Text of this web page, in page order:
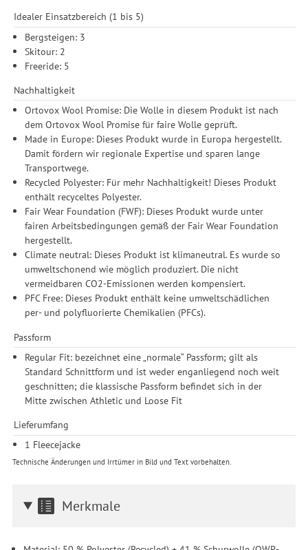
Idealer Einsatzbereich (1 bis 5)
Bergsteigen: 3
Skitour: 2
Freeride: 5
Nachhaltigkeit
Ortovox Wool Promise: Die Wolle in diesem Produkt ist nach
dem Ortovox Wool Promise für faire Wolle geprüft.
Made in Europe: Dieses Produkt wurde in Europa hergestellt.
Damit fördern wir regionale Expertise und sparen lange
Transportwege.
Recycled Polyester: Für mehr Nachhaltigkeit! Dieses Produkt
enthält recyceltes Polyester.
Fair Wear Foundation (FWF): Dieses Produkt wurde unter
fairen Arbeitsbedingungen gemäß der Fair Wear Foundation
hergestellt.
Climate neutral: Dieses Produkt ist klimaneutral. Es wurde so
umweltschonend wie möglich produziert. Die nicht
vermeidbaren CO2-Emissionen werden kompensiert.
PFC Free: Dieses Produkt enthält keine umweltschädlichen
per- und polyfluorierte Chemikalien (PFCs).
Passform
Regular Fit: bezeichnet eine „normale“ Passform; gilt als
Standard Schnittform und ist weder enganliegend noch weit
geschnitten; die klassische Passform befindet sich in der
Mitte zwischen Athletic und Loose Fit
Lieferumfang
1 Fleecejacke
Technische Änderungen und Irrtümer in Bild und Text vorbehalten.
Merkmale